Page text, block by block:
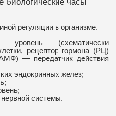
регуляции в организме.
уровень (схематически
рецептор гормона (РЦ)
— передатчик действия
эндокринных желез;
системы.